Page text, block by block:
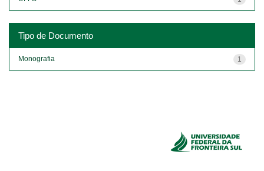
Tipo de Documento
1
Monografia